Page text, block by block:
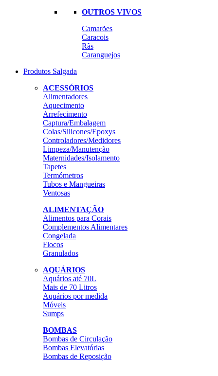
OUTROS VIVOS
Camarões
Caracois
Rãs
Caranguejos
Produtos Salgada
ACESSÓRIOS
Alimentadores
Aquecimento
Arrefecimento
Captura/Embalagem
Colas/Silicones/Epoxys
Controladores/Medidores
Limpeza/Manutenção
Maternidades/Isolamento
Tapetes
Termómetros
Tubos e Mangueiras
Ventosas
ALIMENTAÇÃO
Alimentos para Corais
Complementos Alimentares
Congelada
Flocos
Granulados
AQUÁRIOS
Aquários até 70L
Mais de 70 Litros
Aquários por medida
Móveis
Sumps
BOMBAS
Bombas de Circulação
Bombas Elevatórias
Bombas de Reposição